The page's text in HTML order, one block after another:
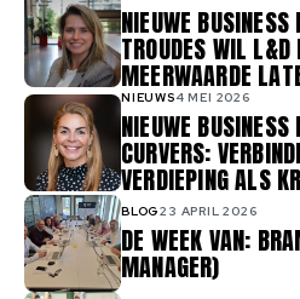
NIEUWE
TROUDES WIL
MEERWAARDE
NIEUWE
CURVERS:
VERDIEPING ALS
NIEUWS4 MEI 2026
DE WEEK VAN:
MANAGER)
BLOG23 APRIL 2026